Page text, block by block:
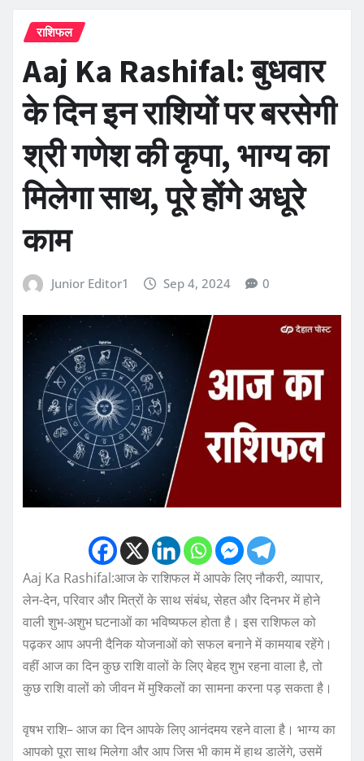
राशिफल
Aaj Ka Rashifal: बुधवार
के दिन इन राशियों पर बरसेगी
श्री गणेश की कृपा, भाग्य का
मिलेगा साथ, पूरे होंगे अधूरे
काम
Junior Editor1 Sep 4, 2024 0
Aaj Ka Rashifal:आज के राशिफल में आपके लिए नौकरी, व्यापार,
लेन-देन, परिवार और मित्रों के साथ संबंध, सेहत और दिनभर में होने
वाली शुभ-अशुभ घटनाओं का भविष्यफल होता है। इस राशिफल को
पढ़कर आप अपनी दैनिक योजनाओं को सफल बनाने में कामयाब रहेंगे।
वहीं आज का दिन कुछ राशि वालों के लिए बेहद शुभ रहना वाला है, तो
कुछ राशि वालों को जीवन में मुश्किलों का सामना करना पड़ सकता है।
वृषभ राशि– आज का दिन आपके लिए आनंदमय रहने वाला है। भाग्य का
आपको पूरा साथ मिलेगा और आप जिस भी काम में हाथ डालेंगे, उसमें